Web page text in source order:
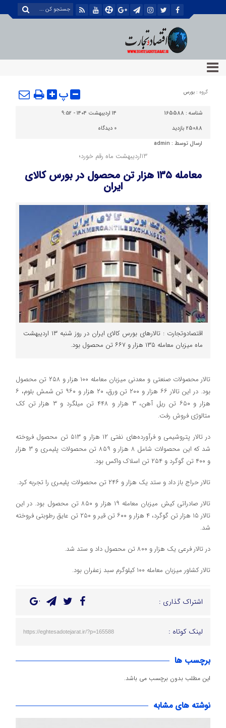
گروه : بورس پ
شناسه : 165588
۱۴ اردیبهشت ۱۴۰۴ - ۹:۵۲
25088 بازدید
0 دیدگاه
ارسال توسط : admin
13اردیبهشت ماه رقم خورد؛
معامله ۱۳۵ هزار تن محصول در بورس کالای
ایران
اقتصادوتجارت : تالارهای بورس کالای ایران در روز شنبه ۱۳ اردیبهشت
ماه میزبان معامله ۱۳۵ هزار و ۶۶۷ تن محصول بود.
تالار محصولات صنعتی و معدنی میزبان معامله ۱۰۰ هزار و ۲۵۸ تن محصول
بود. در این تالار ۶۶ هزار و ۲۰۰ تن ورق، ۲۰ هزار و ۹۶۰ تن شمش بلوم، ۶
هزار و ۶۵۰ تن ریل آهن، ۳ هزار و ۴۴۸ تن میلگرد و ۳ هزار تن کک
متالوژی فروش رفت.
در تالار پتروشیمی و فرآورده‌های نفتی ۱۲ هزار و ۵۱۳ تن محصول فروخته
شد که این محصولات شامل ۸ هزار و ۸۵۹ تن محصولات پلیمری و ۳ هزار
و ۴۰۰ تن گوگرد و ۲۵۴ تن اسلاک واکس بود.
تالار حراج باز داد و ستد یک هزار و ۲۴۶ تن محصولات پلیمری را تجربه کرد.
تالار صادراتی کیش میزبان معامله ۱۹ هزار و ۸۵۰ تن محصول بود. در این
تالار ۱۵ هزار تن گوگرد، ۴ هزار و ۶۰۰ تن قیر و ۲۵۰ تن عایق رطوبتی فروخته
شد.
در تالار فرعی یک هزار و ۸۰۰ تن محصول داد و ستد شد.
تالار کشاور میزبان معامله ۱۰۰ کیلوگرم سبد زعفران بود.
اشتراک گذاری :
لینک کوتاه : https://eghtesadotejarat.ir/?p=165588
برچسب ها
این مطلب بدون برچسب می باشد.
نوشته های مشابه